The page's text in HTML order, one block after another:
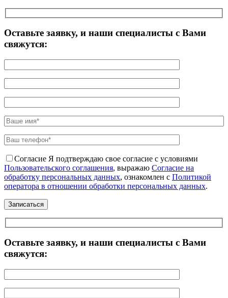
Оставьте заявку, и наши специалисты с Вами
свяжутся:
Согласие Я подтверждаю свое согласие с условиями
Пользовательского соглашения, выражаю Согласие на
обработку персональных данных, ознакомлен с Политикой
оператора в отношении обработки персональных данных.
Оставьте заявку, и наши специалисты с Вами
свяжутся: